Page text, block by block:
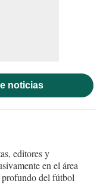
noticias
editores y
en el área
del fútbol